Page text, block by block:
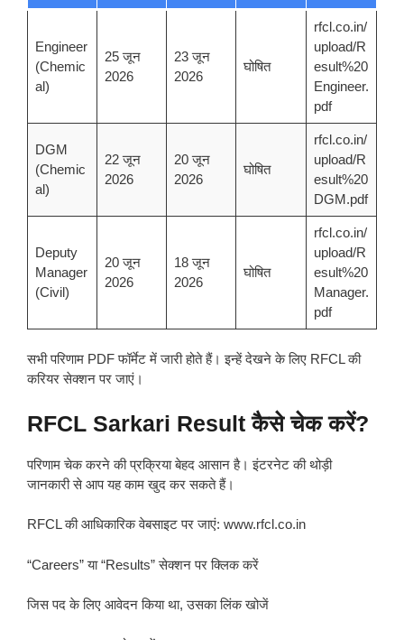
Engineer
(Chemic
al)
25 जून
2026
23 जून
2026
घोषित
rfcl.co.in/
upload/R
esult%20
Engineer.
pdf
DGM
(Chemic
al)
22 जून
2026
20 जून
2026
घोषित
rfcl.co.in/
upload/R
esult%20
DGM.pdf
Deputy
Manager
(Civil)
20 जून
2026
18 जून
2026
घोषित
rfcl.co.in/
upload/R
esult%20
Manager.
pdf
सभी परिणाम PDF फॉर्मेट में जारी होते हैं। इन्हें देखने के लिए RFCL की
करियर सेक्शन पर जाएं।
RFCL Sarkari Result कैसे चेक करें?
परिणाम चेक करने की प्रक्रिया बेहद आसान है। इंटरनेट की थोड़ी
जानकारी से आप यह काम खुद कर सकते हैं।
RFCL की आधिकारिक वेबसाइट पर जाएं: www.rfcl.co.in
“Careers” या “Results” सेक्शन पर क्लिक करें
जिस पद के लिए आवेदन किया था, उसका लिंक खोजें